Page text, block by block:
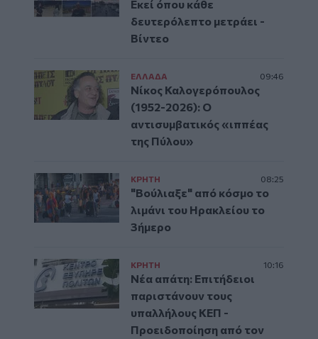
Εκεί όπου κάθε
δευτερόλεπτο μετράει -
Βίντεο
ΕΛΛAΔΑ 09:46
Νίκος Καλογερόπουλος
(1952-2026): O
αντισυμβατικός «ιππέας
της Πύλου»
ΚΡΗΤΗ 08:25
"Βούλιαξε" από κόσμο το
λιμάνι του Ηρακλείου το
3ήμερο
ΚΡΗΤΗ 10:16
Νέα απάτη: Επιτήδειοι
παριστάνουν τους
υπαλλήλους ΚΕΠ -
Προειδοποίηση από τον